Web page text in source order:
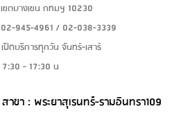
เขตบางเขน กทมฯ 10230
02-945-4961 / 02-038-3339
เปิดบริการทุกวัน จันทร์-เสาร์
7:30 - 17:30 น
สาขา : พระยาสุเรนทร์-รามอินทรา109